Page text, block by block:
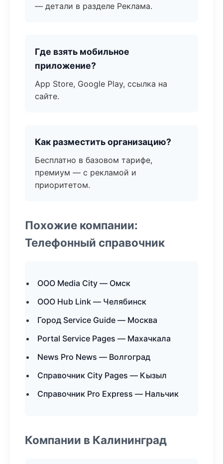
— детали в разделе Реклама.
Где взять мобильное
приложение?
App Store, Google Play, ссылка на
сайте.
Как разместить организацию?
Бесплатно в базовом тарифе,
премиум — с рекламой и
приоритетом.
Похожие компании:
Телефонный справочник
ООО Media City — Омск
ООО Hub Link — Челябинск
Город Service Guide — Москва
Portal Service Pages — Махачкала
News Pro News — Волгоград
Справочник City Pages — Кызыл
Справочник Pro Express — Нальчик
Компании в Калининград